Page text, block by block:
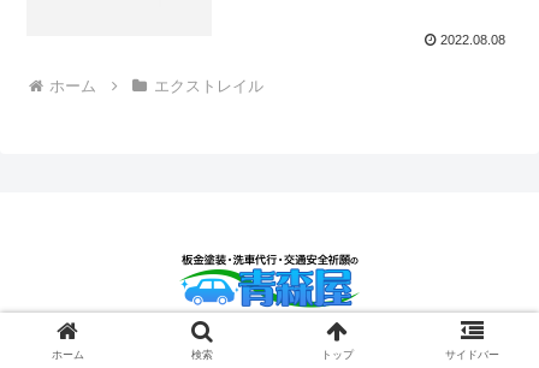
2022.08.08
ホーム エクストレイル
© 2022 板金塗装・洗車代行・交通安全祈願の青森屋！.
ホーム 検索 トップ サイドバー